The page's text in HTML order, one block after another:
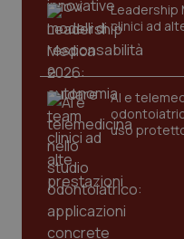
Leadership
clinici ad
AI e
uso